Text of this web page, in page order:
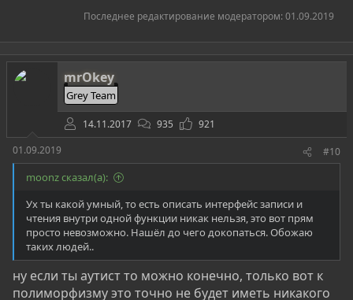
Последнее редактирование модератором: 01.09.2019
mrOkey
Grey Team
14.11.2017 935
921
01.09.2019
#10
moonz сказал(а):
Ух ты какой умный, то есть описать интерфейс записи и
чтения внутри одной функции никак нельзя, это вот прям
просто невозможно. Нашёл до чего докопаться. Обожаю
таких людей..
ну если ты аутист то можно конечно, только вот к
полиморфизму это точно не будет иметь никакого